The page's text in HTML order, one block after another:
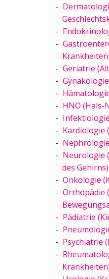
Geriatrie
HNO (Hals-
Kardiologie
Neurologie
des Gehirns)
Onkologie
Orthopädie
Pädiatrie
Psychiatrie